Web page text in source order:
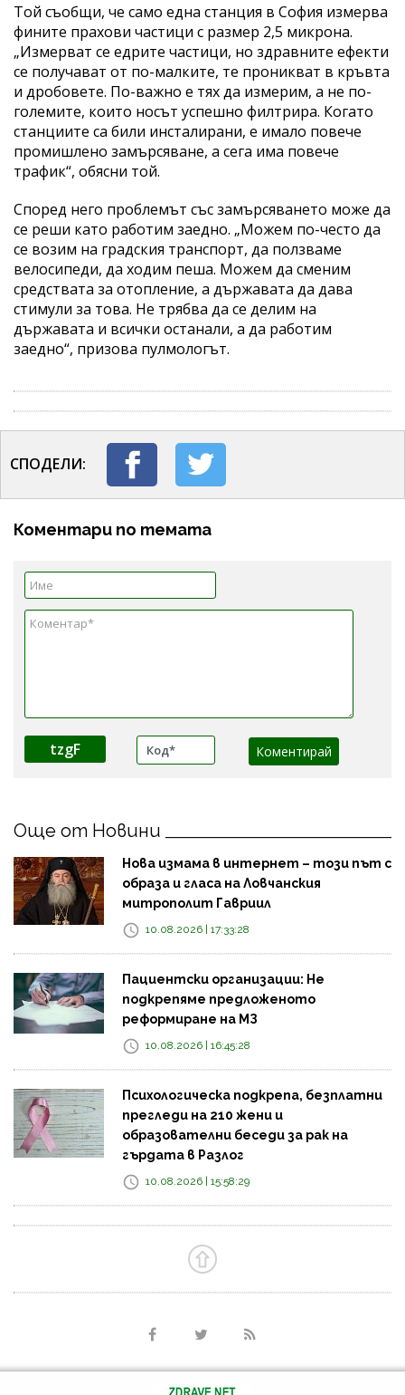
Той съобщи, че само една станция в София измерва
фините прахови частици с размер 2,5 микрона.
„Измерват се едрите частици, но здравните ефекти
се получават от по-малките, те проникват в кръвта
и дробовете. По-важно е тях да измерим, а не по-
големите, които носът успешно филтрира. Когато
станциите са били инсталирани, е имало повече
промишлено замърсяване, а сега има повече
трафик“, обясни той.
Според него проблемът със замърсяването може да
се реши като работим заедно. „Можем по-често да
се возим на градския транспорт, да ползваме
велосипеди, да ходим пеша. Можем да сменим
средствата за отопление, а държавата да дава
стимули за това. Не трябва да се делим на
държавата и всички останали, а да работим
заедно“, призова пулмологът.
СПОДЕЛИ:
Коментари по темата
tzgF
Още от Новини
Нова измама в интернет – този път с
образа и гласа на Ловчанския
митрополит Гавриил
10.08.2026 | 17:33:28
Пациентски организации: Не
подкрепяме предложеното
реформиране на МЗ
10.08.2026 | 16:45:28
Психологическа подкрепа, безплатни
прегледи на 210 жени и
образователни беседи за рак на
гърдата в Разлог
10.08.2026 | 15:58:29